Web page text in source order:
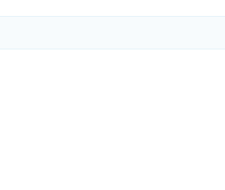
hersentraining is geworden -
iPad en iPod touch met iOS